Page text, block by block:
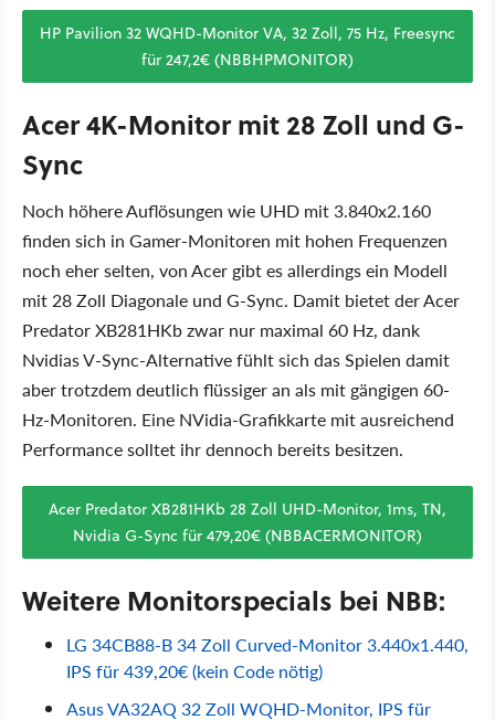
HP Pavilion 32 WQHD-Monitor VA, 32 Zoll, 75 Hz, Freesync
für 247,2€ (NBBHPMONITOR)
Acer 4K-Monitor mit 28 Zoll und G-
Sync
Noch höhere Auflösungen wie UHD mit 3.840x2.160
finden sich in Gamer-Monitoren mit hohen Frequenzen
noch eher selten, von Acer gibt es allerdings ein Modell
mit 28 Zoll Diagonale und G-Sync. Damit bietet der Acer
Predator XB281HKb zwar nur maximal 60 Hz, dank
Nvidias V-Sync-Alternative fühlt sich das Spielen damit
aber trotzdem deutlich flüssiger an als mit gängigen 60-
Hz-Monitoren. Eine NVidia-Grafikkarte mit ausreichend
Performance solltet ihr dennoch bereits besitzen.
Acer Predator XB281HKb 28 Zoll UHD-Monitor, 1ms, TN,
Nvidia G-Sync für 479,20€ (NBBACERMONITOR)
Weitere Monitorspecials bei NBB:
LG 34CB88-B 34 Zoll Curved-Monitor 3.440x1.440,
IPS für 439,20€ (kein Code nötig)
Asus VA32AQ 32 Zoll WQHD-Monitor, IPS für